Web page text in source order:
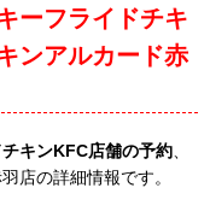
ーフライドチキ
ンアルカード赤
キンKFC店舗の予約
店の詳細情報です。